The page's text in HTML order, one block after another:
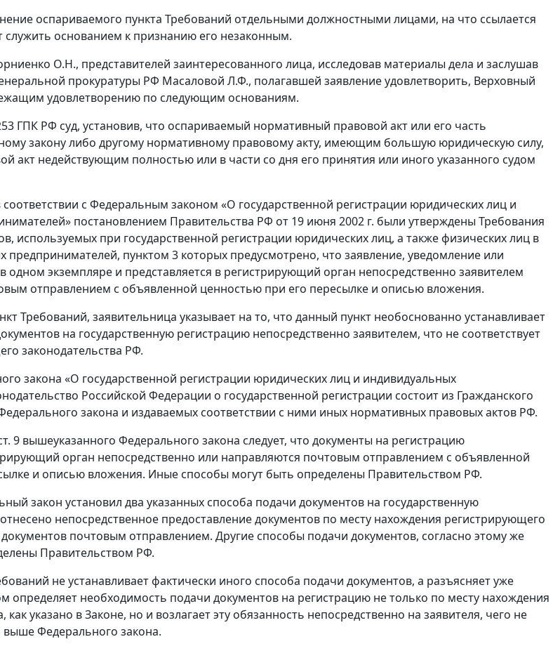
оспариваемого пункта Требований отдельными должностными лицами, на что ссылается
служить основанием к признанию его незаконным.
О.Н., представителей заинтересованного лица, исследовав материалы дела и заслушав
прокуратуры РФ Масаловой Л.Ф., полагавшей заявление удовлетворить, Верховный
удовлетворению по следующим основаниям.
ГПК РФ суд, установив, что оспариваемый нормативный правовой акт или его часть
закону либо другому нормативному правовому акту, имеющим большую юридическую силу,
акт недействующим полностью или в части со дня его принятия или иного указанного судом
соответствии с Федеральным законом «О государственной регистрации юридических лиц и
постановлением Правительства РФ от 19 июня 2002 г. были утверждены Требования
используемых при государственной регистрации юридических лиц, а также физических лиц в
предпринимателей, пунктом 3 которых предусмотрено, что заявление, уведомление или
одном экземпляре и представляется в регистрирующий орган непосредственно заявителем
отправлением с объявленной ценностью при его пересылке и описью вложения.
Требований, заявительница указывает на то, что данный пункт необоснованно устанавливает
на государственную регистрацию непосредственно заявителем, что не соответствует
законодательства РФ.
закона «О государственной регистрации юридических лиц и индивидуальных
Российской Федерации о государственной регистрации состоит из Гражданского
закона и издаваемых соответствии с ними иных нормативных правовых актов РФ.
9 вышеуказанного Федерального закона следует, что документы на регистрацию
орган непосредственно или направляются почтовым отправлением с объявленной
и описью вложения. Иные способы могут быть определены Правительством РФ.
закон установил два указанных способа подачи документов на государственную
непосредственное предоставление документов по месту нахождения регистрирующего
почтовым отправлением. Другие способы подачи документов, согласно этому же
Правительством РФ.
не устанавливает фактически иного способа подачи документов, а разъясняет уже
определяет необходимость подачи документов на регистрацию не только по месту нахождения
указано в Законе, но и возлагает эту обязанность непосредственно на заявителя, чего не
выше Федерального закона.